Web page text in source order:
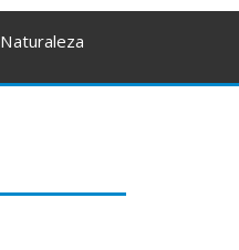
Naturaleza